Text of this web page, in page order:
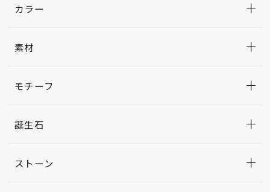
カラー
素材
モチーフ
誕生石
ストーン